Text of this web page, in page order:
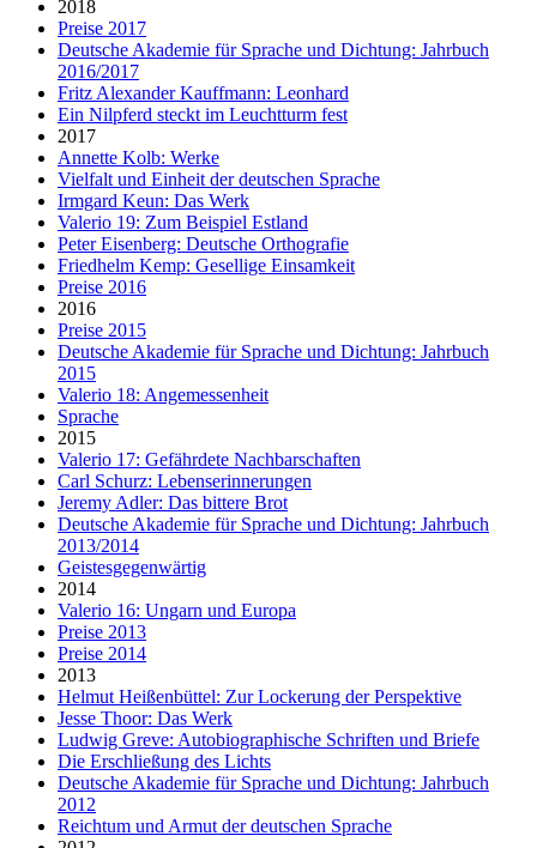
2018
Preise 2017
Deutsche Akademie für Sprache und Dichtung: Jahrbuch
2016/2017
Fritz Alexander Kauffmann: Leonhard
Ein Nilpferd steckt im Leuchtturm fest
2017
Annette Kolb: Werke
Vielfalt und Einheit der deutschen Sprache
Irmgard Keun: Das Werk
Valerio 19: Zum Beispiel Estland
Peter Eisenberg: Deutsche Orthografie
Friedhelm Kemp: Gesellige Einsamkeit
Preise 2016
2016
Preise 2015
Deutsche Akademie für Sprache und Dichtung: Jahrbuch
2015
Valerio 18: Angemessenheit
Sprache
2015
Valerio 17: Gefährdete Nachbarschaften
Carl Schurz: Lebenserinnerungen
Jeremy Adler: Das bittere Brot
Deutsche Akademie für Sprache und Dichtung: Jahrbuch
2013/2014
Geistesgegenwärtig
2014
Valerio 16: Ungarn und Europa
Preise 2013
Preise 2014
2013
Helmut Heißenbüttel: Zur Lockerung der Perspektive
Jesse Thoor: Das Werk
Ludwig Greve: Autobiographische Schriften und Briefe
Die Erschließung des Lichts
Deutsche Akademie für Sprache und Dichtung: Jahrbuch
2012
Reichtum und Armut der deutschen Sprache